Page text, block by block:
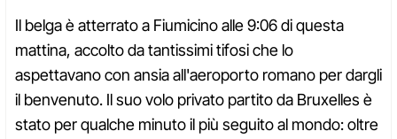
Il belga è atterrato a Fiumicino alle 9:06 di questa
mattina, accolto da tantissimi tifosi che lo
aspettavano con ansia all'aeroporto romano per dargli
il benvenuto. Il suo volo privato partito da Bruxelles è
stato per qualche minuto il più seguito al mondo: oltre